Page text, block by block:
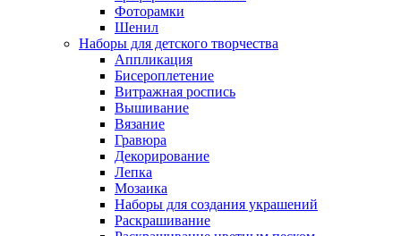
Фоторамки
Шенил
Наборы для детского творчества
Аппликация
Бисероплетение
Витражная роспись
Вышивание
Вязание
Гравюра
Декорирование
Лепка
Мозаика
Наборы для создания украшений
Раскрашивание